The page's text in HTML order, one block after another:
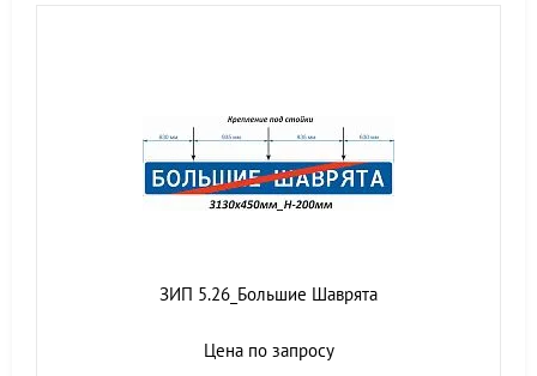
ЗИП 5.26_Большие Шаврята
Цена по запросу